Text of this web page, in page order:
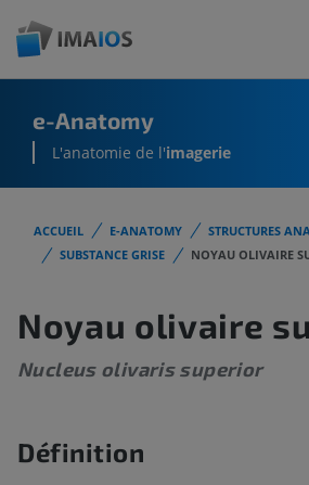
e-Anatomy
L'anatomie de l'imagerie
ACCUEIL E-ANATOMY STRUCTURES
SUBSTANCE GRISE
NOYAU OLIVAIRE
Noyau olivaire
Nucleus olivaris superior
Définition